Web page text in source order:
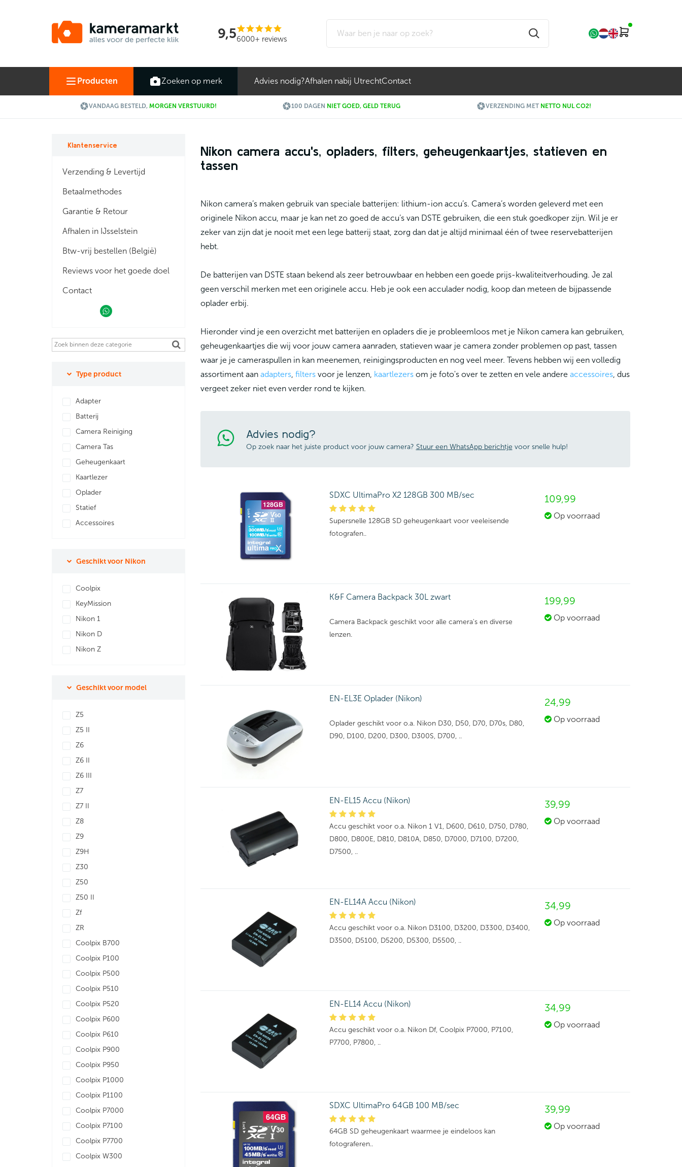
9,56000+ reviews
Producten Zoeken op merk Advies nodig?Afhalen nabij UtrechtContact
VANDAAG BESTELD, MORGEN VERSTUURD! 100 DAGEN NIET GOED, GELD TERUG VERZENDING MET NETTO NUL CO2!
Klantenservice
Verzending & Levertijd
Betaalmethodes
Garantie & Retour
Afhalen in IJsselstein
Btw-vrij bestellen (België)
Reviews voor het goede doel
Contact
Type product
Adapter
Batterij
Camera Reiniging
Camera Tas
Geheugenkaart
Kaartlezer
Oplader
Statief
Accessoires
Geschikt voor Nikon
Coolpix
KeyMission
Nikon 1
Nikon D
Nikon Z
Geschikt voor model
Z5
Z5 II
Z6
Z6 II
Z6 III
Z7
Z7 II
Z8
Z9
Z9H
Z30
Z50
Z50 II
Zf
ZR
Coolpix B700
Coolpix P100
Coolpix P500
Coolpix P510
Coolpix P520
Coolpix P600
Coolpix P610
Coolpix P900
Coolpix P950
Coolpix P1000
Coolpix P1100
Coolpix P7000
Coolpix P7100
Coolpix P7700
Coolpix W300
Nikon camera accu's, opladers, filters, geheugenkaartjes, statieven en
tassen
Nikon camera’s maken gebruik van speciale batterijen: lithium-ion accu’s. Camera’s worden geleverd met een
originele Nikon accu, maar je kan net zo goed de accu’s van DSTE gebruiken, die een stuk goedkoper zijn. Wil je er
zeker van zijn dat je nooit met een lege batterij staat, zorg dan dat je altijd minimaal één of twee reservebatterijen
hebt.
De batterijen van DSTE staan bekend als zeer betrouwbaar en hebben een goede prijs-kwaliteitverhouding. Je zal
geen verschil merken met een originele accu. Heb je ook een acculader nodig, koop dan meteen de bijpassende
oplader erbij.
Hieronder vind je een overzicht met batterijen en opladers die je probleemloos met je Nikon camera kan gebruiken,
geheugenkaartjes die wij voor jouw camera aanraden, statieven waar je camera zonder problemen op past, tassen
waar je je cameraspullen in kan meenemen, reinigingsproducten en nog veel meer. Tevens hebben wij een volledig
assortiment aan adapters, filtersvoor je lenzen, kaartlezersom je foto's over te zetten en vele andere accessoires, dus
vergeet zeker niet even verder rond te kijken.
Advies nodig?
Op zoek naar het juiste product voor jouw camera? Stuur een WhatsApp berichtje voor snelle hulp!
SDXC UltimaPro X2 128GB 300 MB/sec
Supersnelle 128GB SD geheugenkaart voor veeleisende
fotografen..
109,99
Op voorraad
K&F Camera Backpack 30L zwart
Camera Backpack geschikt voor alle camera's en diverse
lenzen.
199,99
Op voorraad
EN-EL3E Oplader (Nikon)
Oplader geschikt voor o.a. Nikon D30, D50, D70, D70s, D80,
D90, D100, D200, D300, D300S, D700, ..
24,99
Op voorraad
EN-EL15 Accu (Nikon)
Accu geschikt voor o.a. Nikon 1 V1, D600, D610, D750, D780,
D800, D800E, D810, D810A, D850, D7000, D7100, D7200,
D7500, ..
39,99
Op voorraad
EN-EL14A Accu (Nikon)
Accu geschikt voor o.a. Nikon D3100, D3200, D3300, D3400,
D3500, D5100, D5200, D5300, D5500, ..
34,99
Op voorraad
EN-EL14 Accu (Nikon)
Accu geschikt voor o.a. Nikon Df, Coolpix P7000, P7100,
P7700, P7800, ..
34,99
Op voorraad
SDXC UltimaPro 64GB 100 MB/sec
64GB SD geheugenkaart waarmee je eindeloos kan
fotograferen..
39,99
Op voorraad